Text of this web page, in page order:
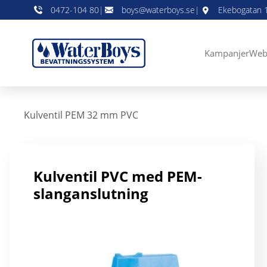
0472-104 80| boys@waterboys.se | Ekebogatan
Kampanjer
Kulventil PEM 32 mm PVC
Kulventil PVC med PEM-
slanganslutning